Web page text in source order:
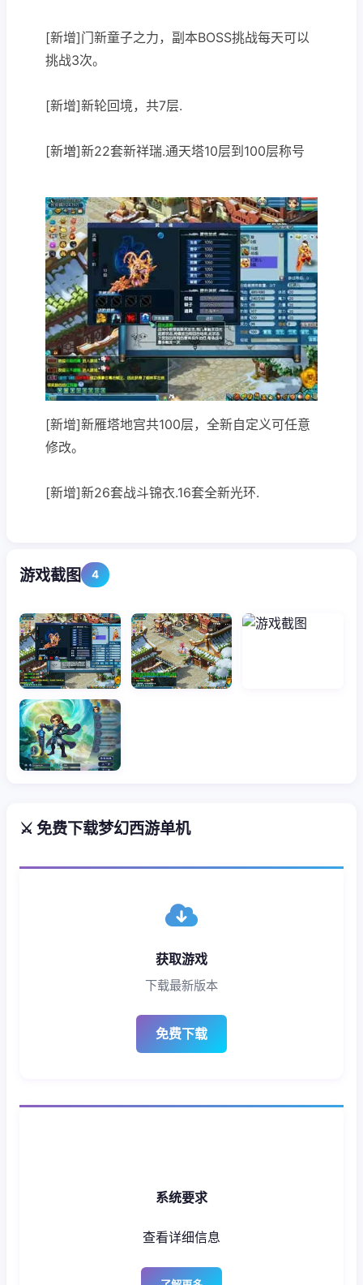
[新增]门新童子之力，副本BOSS挑战每天可以
挑战3次。
[新增]新轮回境，共7层.
[新増]新22套新祥瑞.通天塔10层到100层称号
[新增]新雁塔地宫共100层，全新自定义可任意
修改。
[新增]新26套战斗锦衣.16套全新光环.
游戏截图 4
⚔️ 免费下载梦幻西游单机
获取游戏
下载最新版本
免费下载
系统要求
查看详细信息